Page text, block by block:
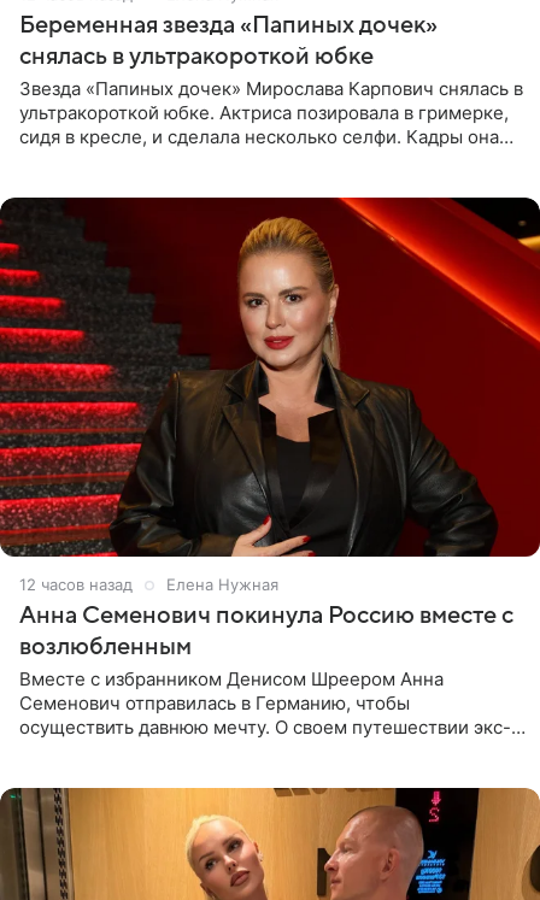
Беременная звезда «Папиных дочек»
снялась в ультракороткой юбке
Звезда «Папиных дочек» Мирослава Карпович снялась в
ультракороткой юбке. Актриса позировала в гримерке,
сидя в кресле, и сделала несколько селфи. Кадры она
12 часов назад Елена Нужная
Анна Семенович покинула Россию вместе с
возлюбленным
Вместе с избранником Денисом Шреером Анна
Семенович отправилась в Германию, чтобы
осуществить давнюю мечту. О своем путешествии экс-